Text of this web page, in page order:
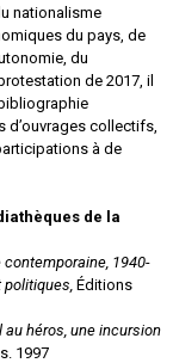
nationalisme
du pays, de
du
de 2017, il
d’ouvrages collectifs,
à de
de la
1940-
politiques, Éditions
au héros, une incursion
1997